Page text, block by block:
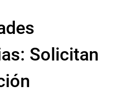
Solicitan